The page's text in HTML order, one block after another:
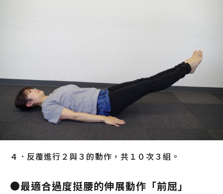
４．反覆進行２與３的動作，共１０次３組。
●最適合過度挺腰的伸展動作「前屈」